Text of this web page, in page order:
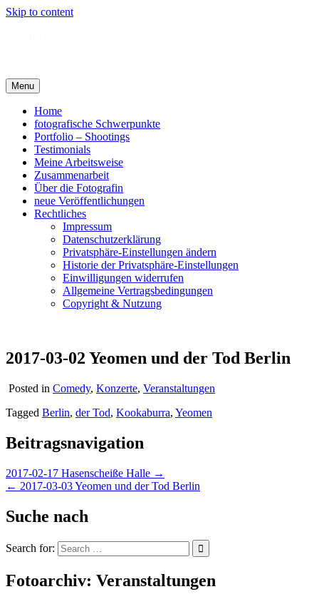
Skip to content
Menu
Home
fotografische Schwerpunkte
Portfolio – Shootings
Testimonials
Meine Arbeitsweise
Zusammenarbeit
Über die Fotografin
neue Veröffentlichungen
Rechtliches
Impressum
Datenschutzerklärung
Privatsphäre-Einstellungen ändern
Historie der Privatsphäre-Einstellungen
Einwilligungen widerrufen
Allgemeine Vertragsbedingungen
Copyright & Nutzung
2017-03-02 Yeomen und der Tod Berlin
Posted in Comedy, Konzerte, Veranstaltungen
Tagged Berlin, der Tod, Kookaburra, Yeomen
Beitragsnavigation
2017-02-17 Hasenscheiße Halle →
← 2017-03-03 Yeomen und der Tod Berlin
Suche nach
Search for:
Fotoarchiv: Veranstaltungen